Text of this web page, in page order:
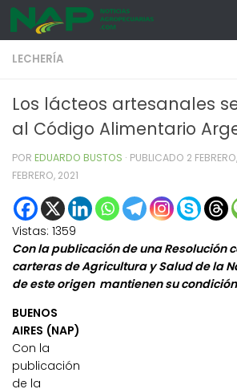
Skip to content
LECHERÍA
Los lácteos artesanales
al Código Alimentario
POR EDUARDO BUSTOS · PUBLICADO 2
FEBRERO, 2021
Vistas: 1359
Con la publicación de una Resolución
carteras de Agricultura y Salud de la
de este origen mantienen su
BUENOS
AIRES (NAP)
Con la
publicación
de la